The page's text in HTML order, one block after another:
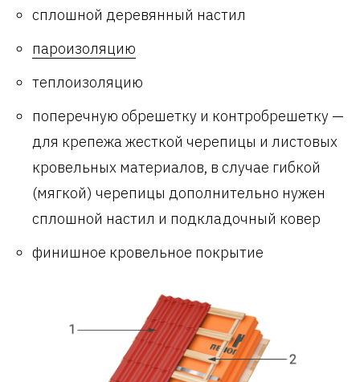
сплошной деревянный настил
пароизоляцию
теплоизоляцию
поперечную обрешетку и контробрешетку —
для крепежа жесткой черепицы и листовых
кровельных материалов, в случае гибкой
(мягкой) черепицы дополнительно нужен
сплошной настил и подкладочный ковер
финишное кровельное покрытие